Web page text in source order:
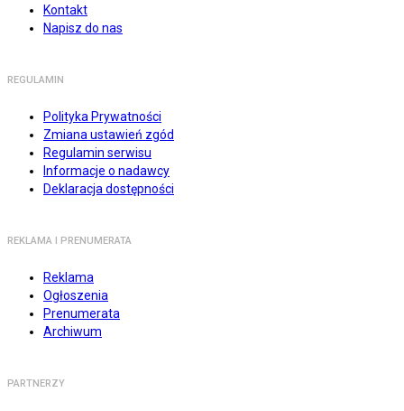
Kontakt
Napisz do nas
REGULAMIN
Polityka Prywatności
Zmiana ustawień zgód
Regulamin serwisu
Informacje o nadawcy
Deklaracja dostępności
REKLAMA I PRENUMERATA
Reklama
Ogłoszenia
Prenumerata
Archiwum
PARTNERZY